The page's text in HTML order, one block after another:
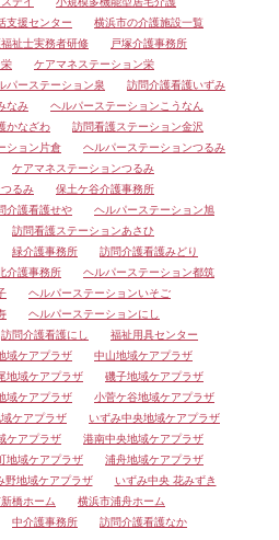
支援センター
横浜市の介護施設一覧
祉士実務者研修
戸塚介護事務所
ケアマネステーション栄
パーステーション泉
訪問介護看護いずみ
なみ
ヘルパーステーションこうなん
かなざわ
訪問看護ステーション金沢
ション片倉
ヘルパーステーションつるみ
ケアマネステーションつるみ
るみ
保土ケ谷介護事務所
介護看護せや
ヘルパーステーション旭
訪問看護ステーションあさひ
緑介護事務所
訪問介護看護みどり
介護事務所
ヘルパーステーション都筑
ヘルパーステーションいそご
ヘルパーステーションにし
訪問介護看護にし
福祉用具センター
域ケアプラザ
中山地域ケアプラザ
地域ケアプラザ
磯子地域ケアプラザ
域ケアプラザ
小菅ケ谷地域ケアプラザ
ケアプラザ
いずみ中央地域ケアプラザ
ケアプラザ
港南中央地域ケアプラザ
地域ケアプラザ
浦舟地域ケアプラザ
野地域ケアプラザ
いずみ中央 花みずき
橋ホーム
横浜市浦舟ホーム
中介護事務所 訪問介護看護なか